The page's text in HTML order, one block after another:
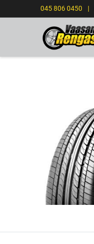
045 806 0450 |